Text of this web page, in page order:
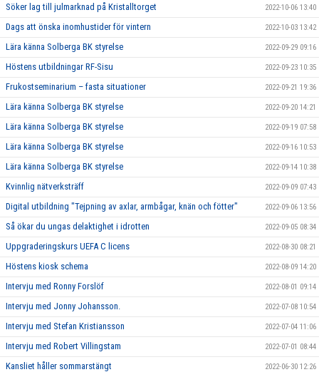
Söker lag till julmarknad på Kristalltorget 2022-10-06 13:40
Dags att önska inomhustider för vintern 2022-10-03 13:42
Lära känna Solberga BK styrelse 2022-09-29 09:16
Höstens utbildningar RF-Sisu 2022-09-23 10:35
Frukostseminarium – fasta situationer 2022-09-21 19:36
Lära känna Solberga BK styrelse 2022-09-20 14:21
Lära känna Solberga BK styrelse 2022-09-19 07:58
Lära känna Solberga BK styrelse 2022-09-16 10:53
Lära känna Solberga BK styrelse 2022-09-14 10:38
Kvinnlig nätverksträff 2022-09-09 07:43
Digital utbildning "Tejpning av axlar, armbågar, knän och fötter" 2022-09-06 13:56
Så ökar du ungas delaktighet i idrotten 2022-09-05 08:34
Uppgraderingskurs UEFA C licens 2022-08-30 08:21
Höstens kiosk schema 2022-08-09 14:20
Intervju med Ronny Forslöf 2022-08-01 09:14
Intervju med Jonny Johansson. 2022-07-08 10:54
Intervju med Stefan Kristiansson 2022-07-04 11:06
Intervju med Robert Villingstam 2022-07-01 08:44
Kansliet håller sommarstängt 2022-06-30 12:26